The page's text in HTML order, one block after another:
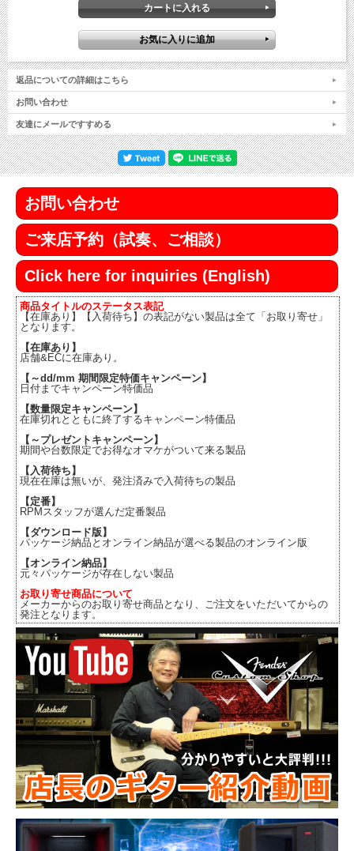
返品についての詳細はこちら
お問い合わせ
友達にメールですすめる
お問い合わせ
ご来店予約（試奏、ご相談）
Click here for inquiries (English)
商品タイトルのステータス表記
【在庫あり】【入荷待ち】の表記がない製品は全て「お取り寄せ」
となります。
【在庫あり】
店舗&ECに在庫あり。
【～dd/mm 期間限定特価キャンペーン】
日付までキャンペーン特価品
【数量限定キャンペーン】
在庫切れとともに終了するキャンペーン特価品
【～プレゼントキャンペーン】
期間や台数限定でお得なオマケがついて来る製品
【入荷待ち】
現在在庫は無いが、発注済みで入荷待ちの製品
【定番】
RPMスタッフが選んだ定番製品
【ダウンロード版】
パッケージ納品とオンライン納品が選べる製品のオンライン版
【オンライン納品】
元々パッケージが存在しない製品
お取り寄せ商品について
メーカーからのお取り寄せ商品となり、ご注文をいただいてからの
発注となります。